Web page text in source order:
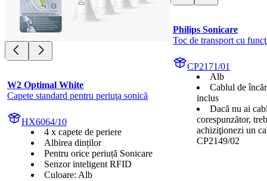
W2 Optimal White
Capete standard pentru periuţa sonică
HX6064/10
4 x capete de periere
Albirea dinților
Pentru orice periuță Sonicare
Senzor inteligent RFID
Culoare: Alb
Philips Sonicare
Toc de transport cu
CP2171/01
Alb
Cablul de
inclus
Dacă nu ai
corespunzător,
achiziţionezi un
CP2149/02